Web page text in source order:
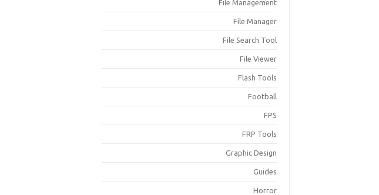
File Management
File Manager
File Search Tool
File Viewer
Flash Tools
Football
FPS
FRP Tools
Graphic Design
Guides
Horror